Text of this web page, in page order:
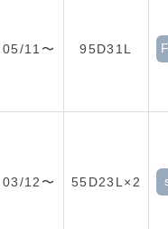
05/11〜 95D31L
03/12〜 55D23L×2